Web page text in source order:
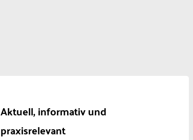
Aktuell, informativ und
praxisrelevant